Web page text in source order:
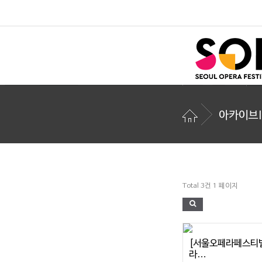
아카이브I
Total 3건 1 페이지
[서울오페라페스
라…